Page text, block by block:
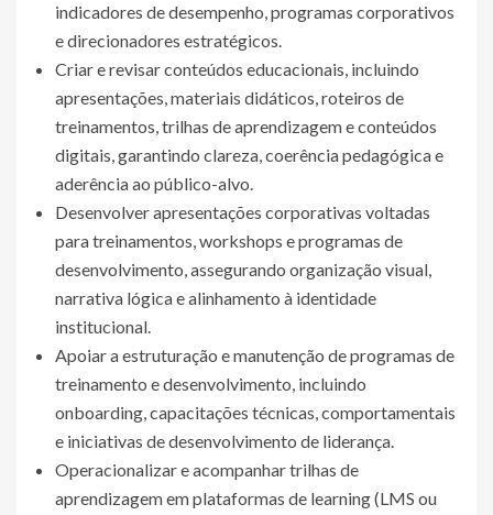
indicadores de desempenho, programas corporativos
e direcionadores estratégicos.
Criar e revisar conteúdos educacionais, incluindo
apresentações, materiais didáticos, roteiros de
treinamentos, trilhas de aprendizagem e conteúdos
digitais, garantindo clareza, coerência pedagógica e
aderência ao público-alvo.
Desenvolver apresentações corporativas voltadas
para treinamentos, workshops e programas de
desenvolvimento, assegurando organização visual,
narrativa lógica e alinhamento à identidade
institucional.
Apoiar a estruturação e manutenção de programas de
treinamento e desenvolvimento, incluindo
onboarding, capacitações técnicas, comportamentais
e iniciativas de desenvolvimento de liderança.
Operacionalizar e acompanhar trilhas de
aprendizagem em plataformas de learning (LMS ou